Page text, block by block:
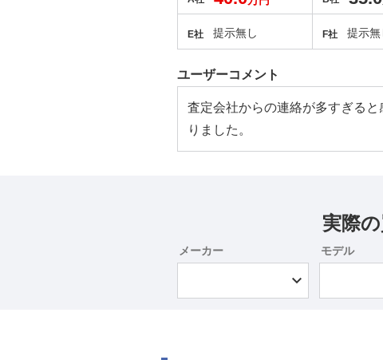
E社 提示無し F社 提示無
ユーザーコメント
査定会社からの連絡が多すぎる
りました。
実際
メーカー モデル